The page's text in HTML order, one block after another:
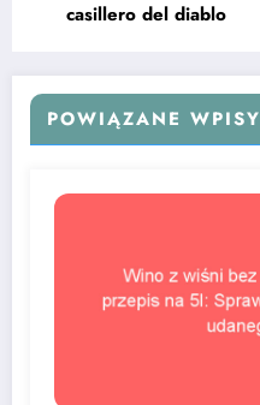
casillero del diablo
POWIĄZANE WPISY